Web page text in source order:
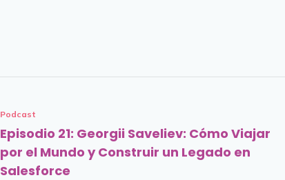
Podcast
Episodio 21: Georgii Saveliev: Cómo Viajar
por el Mundo y Construir un Legado en
Salesforce